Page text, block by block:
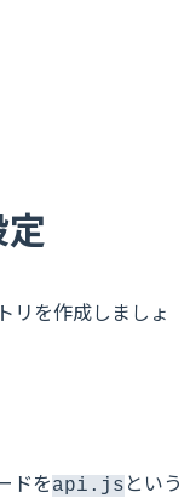
リを作成しましょ
ドをapi.js という